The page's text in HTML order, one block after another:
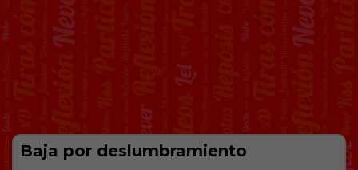
Baja por deslumbramiento